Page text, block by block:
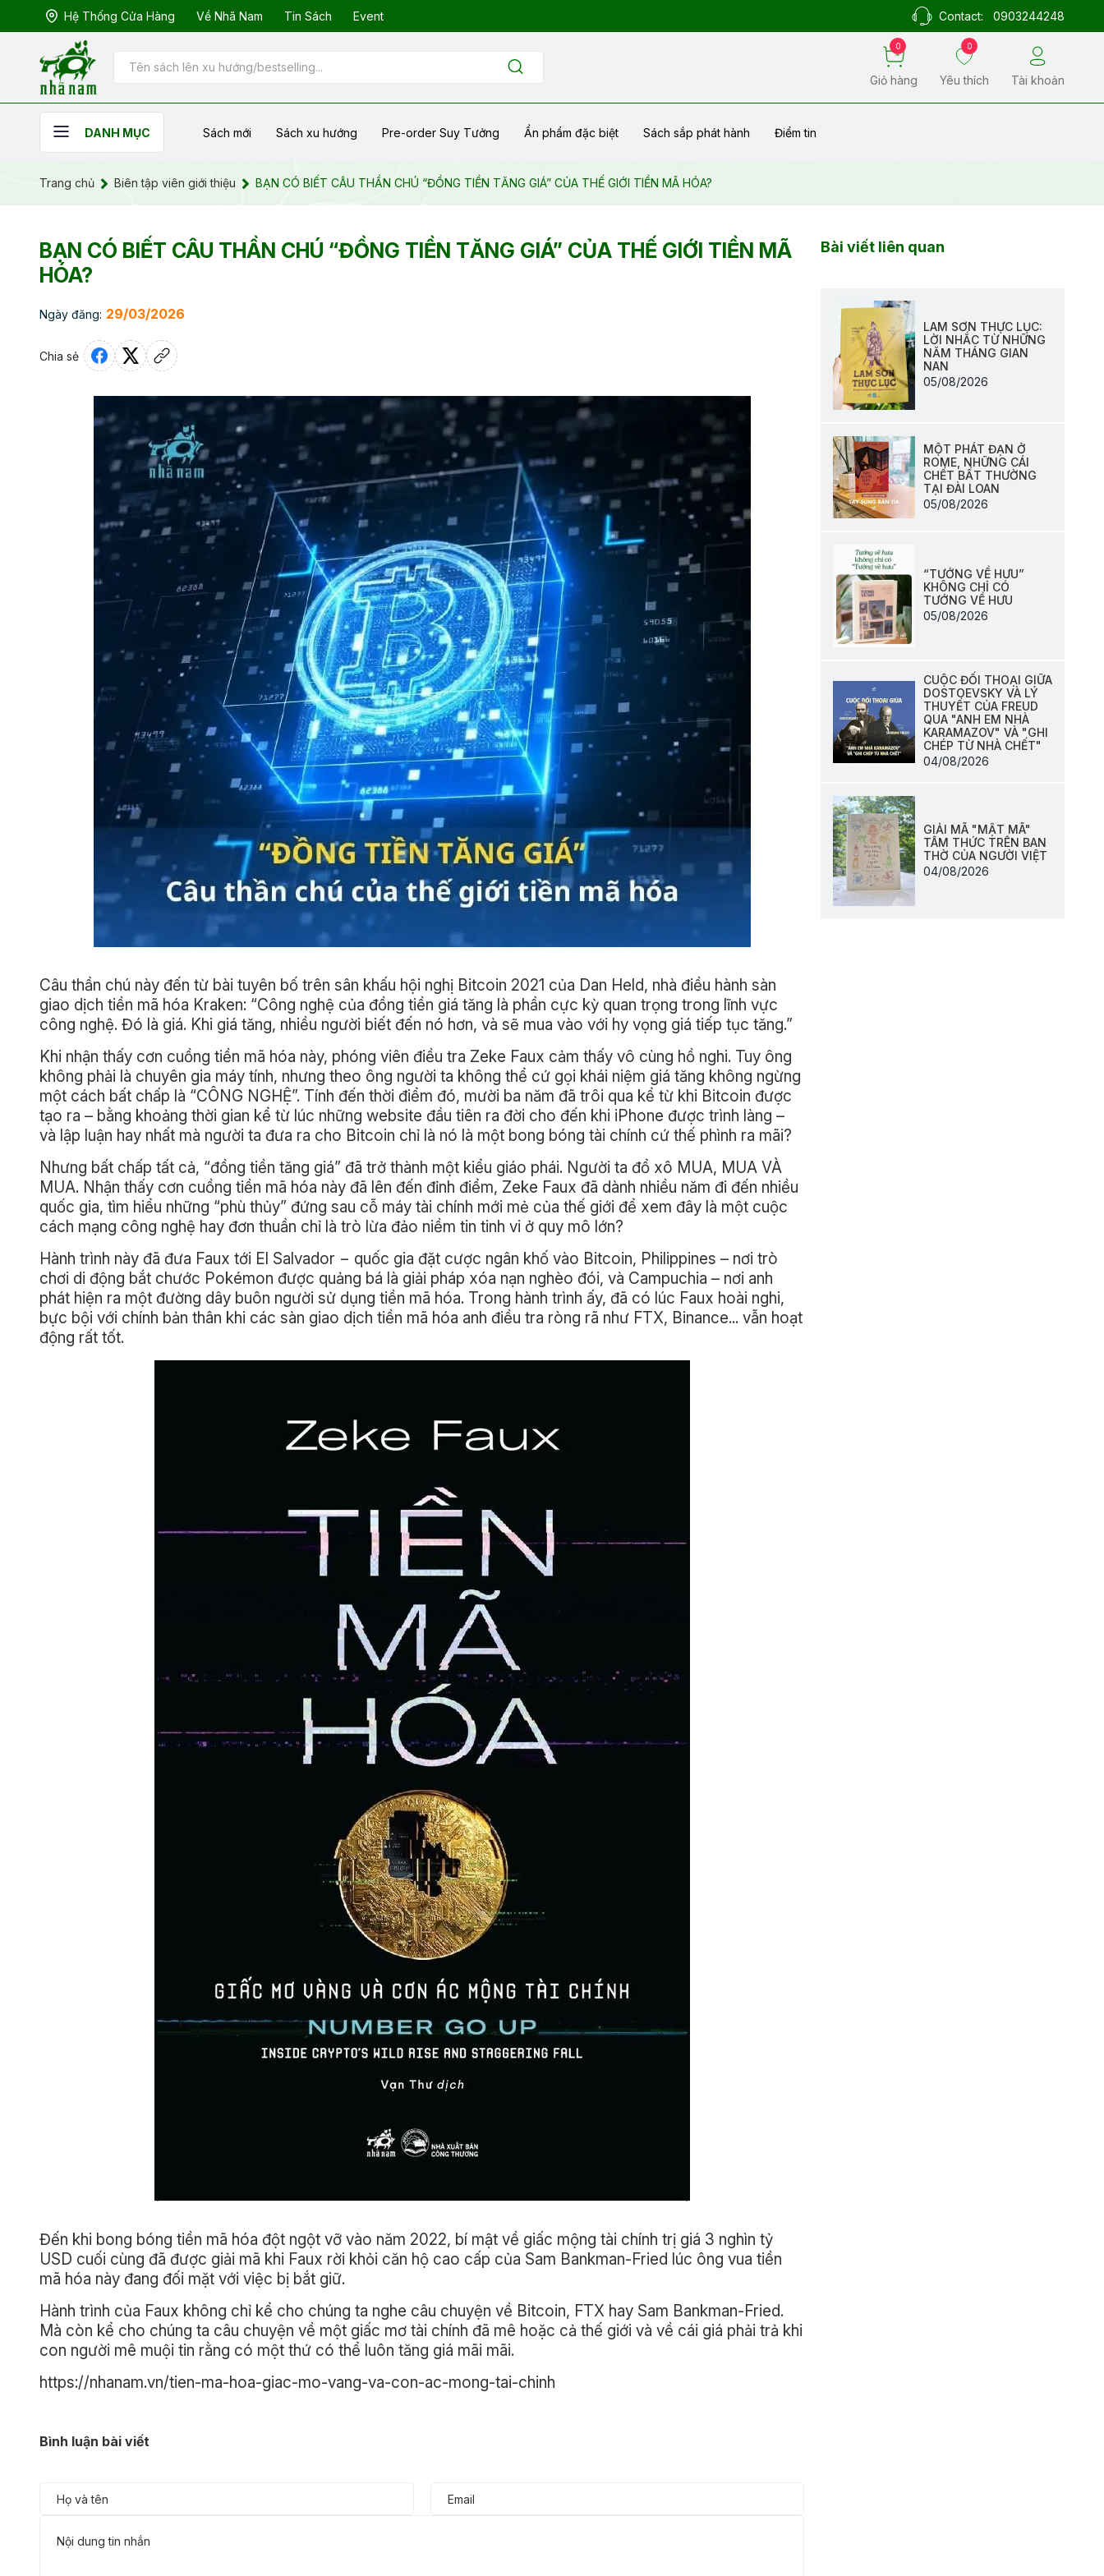
Hệ Thống Cửa Hàng Về Nhã Nam Tin Sách Event Contact: 0903244248
0
Giỏ hàng
0
Yêu thích Tài khoản
DANH MỤC Sách mới Sách xu hướng Pre-order Suy Tưởng Ẩn phẩm đặc biệt Sách sắp phát hành Điểm tin
Trang chủ Biên tập viên giới thiệu BẠN CÓ BIẾT CÂU THẦN CHÚ “ĐỒNG TIỀN TĂNG GIÁ” CỦA THẾ GIỚI TIỀN MÃ HÓA?
BẠN CÓ BIẾT CÂU THẦN CHÚ “ĐỒNG TIỀN TĂNG GIÁ” CỦA THẾ GIỚI TIỀN MÃ
HÓA?
Ngày đăng: 29/03/2026
Chia sẻ
Câu thần chú này đến từ bài tuyên bố trên sân khấu hội nghị Bitcoin 2021 của Dan Held, nhà điều hành sàn
giao dịch tiền mã hóa Kraken: “Công nghệ của đồng tiền giá tăng là phần cực kỳ quan trọng trong lĩnh vực
công nghệ. Đó là giá. Khi giá tăng, nhiều người biết đến nó hơn, và sẽ mua vào với hy vọng giá tiếp tục tăng.”
Khi nhận thấy cơn cuồng tiền mã hóa này, phóng viên điều tra Zeke Faux cảm thấy vô cùng hồ nghi. Tuy ông
không phải là chuyên gia máy tính, nhưng theo ông người ta không thể cứ gọi khái niệm giá tăng không ngừng
một cách bất chấp là “CÔNG NGHỆ”. Tính đến thời điểm đó, mười ba năm đã trôi qua kể từ khi Bitcoin được
tạo ra – bằng khoảng thời gian kể từ lúc những website đầu tiên ra đời cho đến khi iPhone được trình làng –
và lập luận hay nhất mà người ta đưa ra cho Bitcoin chỉ là nó là một bong bóng tài chính cứ thế phình ra mãi?
Nhưng bất chấp tất cả, “đồng tiền tăng giá” đã trở thành một kiểu giáo phái. Người ta đổ xô MUA, MUA VÀ
MUA. Nhận thấy cơn cuồng tiền mã hóa này đã lên đến đỉnh điểm, Zeke Faux đã dành nhiều năm đi đến nhiều
quốc gia, tìm hiểu những “phù thủy” đứng sau cỗ máy tài chính mới mẻ của thế giới để xem đây là một cuộc
cách mạng công nghệ hay đơn thuần chỉ là trò lừa đảo niềm tin tinh vi ở quy mô lớn?
Hành trình này đã đưa Faux tới El Salvador − quốc gia đặt cược ngân khố vào Bitcoin, Philippines – nơi trò
chơi di động bắt chước Pokémon được quảng bá là giải pháp xóa nạn nghèo đói, và Campuchia – nơi anh
phát hiện ra một đường dây buôn người sử dụng tiền mã hóa. Trong hành trình ấy, đã có lúc Faux hoài nghi,
bực bội với chính bản thân khi các sàn giao dịch tiền mã hóa anh điều tra ròng rã như FTX, Binance... vẫn hoạt
động rất tốt.
Đến khi bong bóng tiền mã hóa đột ngột vỡ vào năm 2022, bí mật về giấc mộng tài chính trị giá 3 nghìn tỷ
USD cuối cùng đã được giải mã khi Faux rời khỏi căn hộ cao cấp của Sam Bankman-Fried lúc ông vua tiền
mã hóa này đang đối mặt với việc bị bắt giữ.
Hành trình của Faux không chỉ kể cho chúng ta nghe câu chuyện về Bitcoin, FTX hay Sam Bankman-Fried.
Mà còn kể cho chúng ta câu chuyện về một giấc mơ tài chính đã mê hoặc cả thế giới và về cái giá phải trả khi
con người mê muội tin rằng có một thứ có thể luôn tăng giá mãi mãi.
https://nhanam.vn/tien-ma-hoa-giac-mo-vang-va-con-ac-mong-tai-chinh
Bài viết liên quan
LAM SƠN THỰC LỤC:
LỜI NHẮC TỪ NHỮNG
NĂM THÁNG GIAN
NAN
05/08/2026
MỘT PHÁT ĐẠN Ở
ROME, NHỮNG CÁI
CHẾT BẤT THƯỜNG
TẠI ĐÀI LOAN
05/08/2026
“TƯỚNG VỀ HƯU”
KHÔNG CHỈ CÓ
TƯỚNG VỀ HƯU
05/08/2026
CUỘC ĐỐI THOẠI GIỮA
DOSTOEVSKY VÀ LÝ
THUYẾT CỦA FREUD
QUA "ANH EM NHÀ
KARAMAZOV" VÀ "GHI
CHÉP TỪ NHÀ CHẾT"
04/08/2026
GIẢI MÃ "MẬT MÃ"
TÂM THỨC TRÊN BAN
THỜ CỦA NGƯỜI VIỆT
04/08/2026
Bình luận bài viết